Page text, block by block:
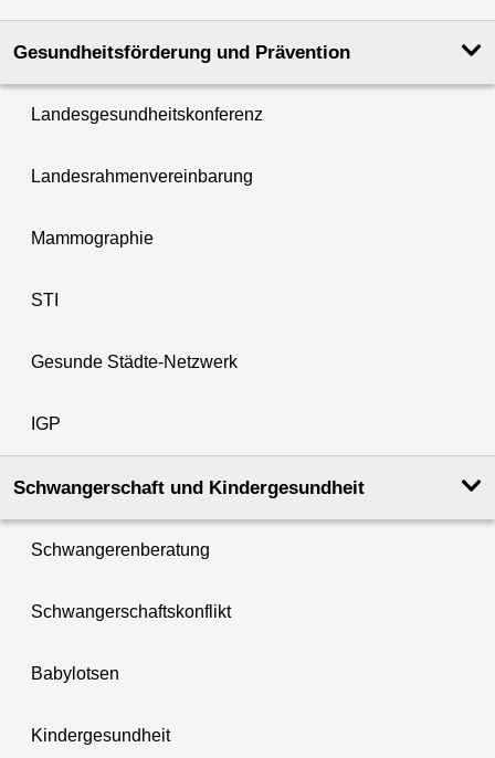
Gesundheits­förderung und Prävention
Landesgesundheitskonferenz
Landesrahmenvereinbarung
Mammographie
STI
Gesunde Städte-Netzwerk
IGP
Schwanger­schaft und Kinder­­gesundheit
Schwangerenberatung
Schwangerschaftskonflikt
Babylotsen
Kindergesundheit